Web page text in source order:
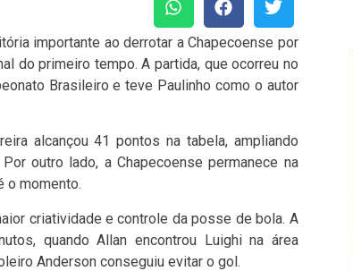
importante ao derrotar a Chapecoense por
do primeiro tempo. A partida, que ocorreu no
Brasileiro e teve Paulinho como o autor
alcançou 41 pontos na tabela, ampliando
outro lado, a Chapecoense permanece na
o momento.
criatividade e controle da posse de bola. A
quando Allan encontrou Luighi na área
Anderson conseguiu evitar o gol.